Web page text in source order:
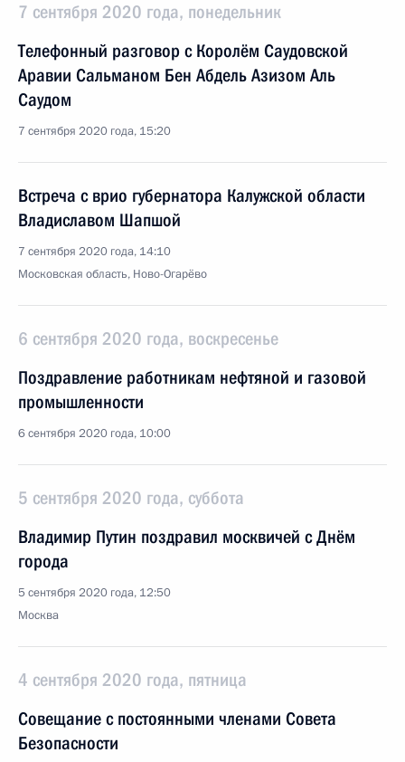
7 сентября 2020 года, понедельник
Телефонный разговор с Королём Саудовской
Аравии Сальманом Бен Абдель Азизом Аль
Саудом
7 сентября 2020 года, 15:20
Встреча с врио губернатора Калужской области
Владиславом Шапшой
7 сентября 2020 года, 14:10
Московская область, Ново-Огарёво
6 сентября 2020 года, воскресенье
Поздравление работникам нефтяной и газовой
промышленности
6 сентября 2020 года, 10:00
5 сентября 2020 года, суббота
Владимир Путин поздравил москвичей с Днём
города
5 сентября 2020 года, 12:50
Москва
4 сентября 2020 года, пятница
Совещание с постоянными членами Совета
Безопасности